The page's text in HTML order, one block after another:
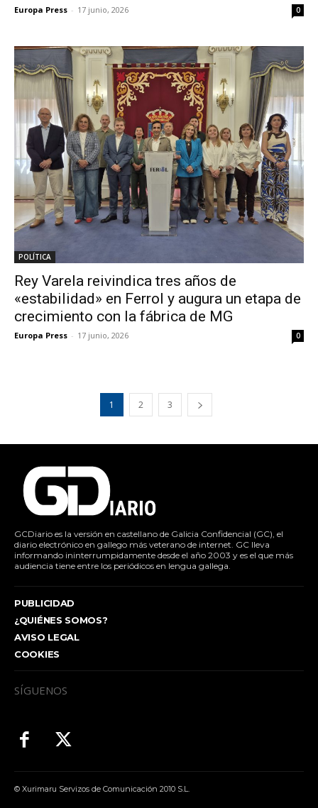
Europa Press - 17 junio, 2026 0
POLÍTICA
Rey Varela reivindica tres años de
«estabilidad» en Ferrol y augura un etapa de
crecimiento con la fábrica de MG
Europa Press - 17 junio, 2026 0
1 2 3
GCDiario es la versión en castellano de Galicia Confidencial (GC), el
diario electrónico en gallego más veterano de internet. GC lleva
informando ininterrumpidamente desde el año 2003 y es el que más
audiencia tiene entre los periódicos en lengua gallega.
PUBLICIDAD
¿QUIÉNES SOMOS?
AVISO LEGAL
COOKIES
SÍGUENOS
© Xurimaru Servizos de Comunicación 2010 S.L.